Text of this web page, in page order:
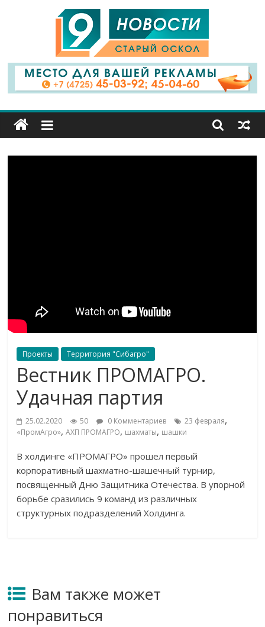
9
Канал
Старый
Проекты Территория "Сибагро"
Вестник ПРОМАГРО.
Удачная партия
25.02.2020 50 0 Комментариев 23 февраля,
«ПромАгро»,АХП ПРОМАГРО, шахматы, шашки
В холдинге «ПРОМАГРО» прошел первый
корпоративный шахматно-шашечный турнир,
посвященный Дню Защитника Отечества. В упорной
борьбе сразились 9 команд из различных
структурных подразделений Холдинга.
Вам также может
понравиться